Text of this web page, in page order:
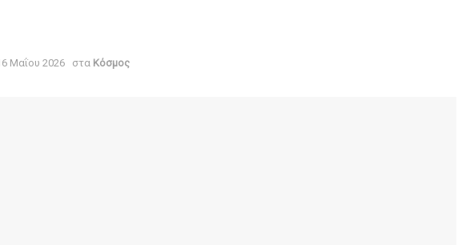
Μαΐου 2026 στα Κόσμος